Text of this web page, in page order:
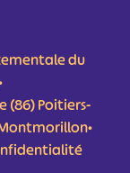
du
(86) Poitiers-